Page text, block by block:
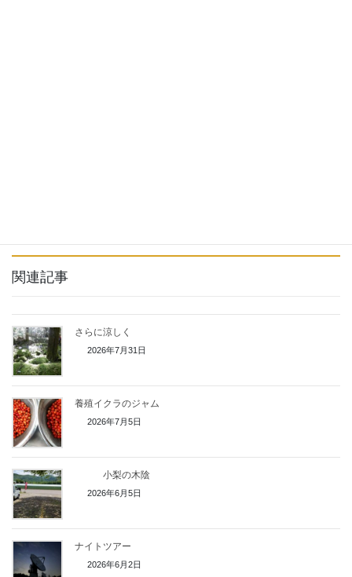
関連記事
さらに涼しく
2026年7月31日
養殖イクラのジャム
2026年7月5日
小梨の木陰
2026年6月5日
ナイトツアー
2026年6月2日